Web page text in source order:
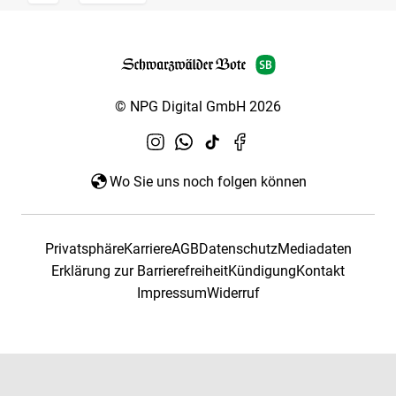
© NPG Digital GmbH 2026
Wo Sie uns noch folgen können
PrivatsphäreKarriereAGBDatenschutzMediadaten
Erklärung zur BarrierefreiheitKündigungKontakt
ImpressumWiderruf